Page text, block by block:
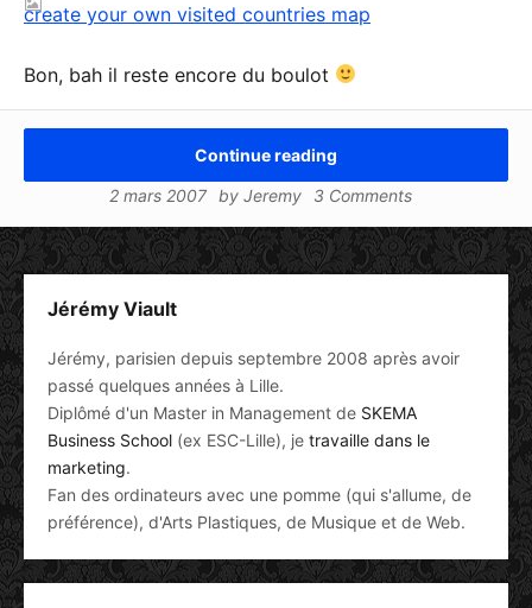
create your own visited countries map
Bon, bah il reste encore du boulot
Continue reading
2 mars 2007
by Jeremy 3 Comments
Jérémy Viault
Jérémy, parisien depuis septembre 2008 après avoir
passé quelques années à Lille.
Diplômé d'un Master in Management de SKEMA
Business School (ex ESC-Lille), je travaille dans le
marketing.
Fan des ordinateurs avec une pomme (qui s'allume, de
préférence), d'Arts Plastiques, de Musique et de Web.